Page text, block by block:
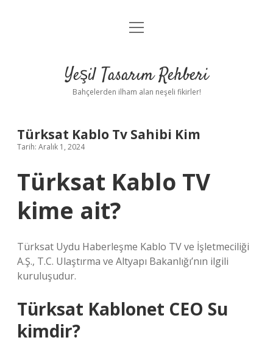
Anasayfa
Yasal Uyarı
menüyü
Yeşil Tasarım Rehberi
Bahçelerden ilham alan neşeli fikirler!
Türksat Kablo Tv Sahibi Kim
Tarih: Aralık 1, 2024
Türksat Kablo TV
kime ait?
Türksat Uydu Haberleşme Kablo TV ve İşletmeciliği
A.Ş., T.C. Ulaştırma ve Altyapı Bakanlığı’nın ilgili
kuruluşudur.
Türksat Kablonet CEO Su
kimdir?